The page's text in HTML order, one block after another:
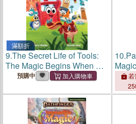
滿額折
9.The Secret Life of Tools:
The Magic Begins When No
One is Watching
預購中
10.
Magic
若